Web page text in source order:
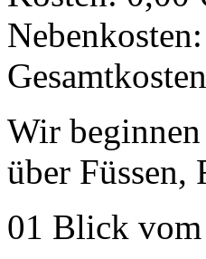
Wir
über Füssen,
01 Blick vom